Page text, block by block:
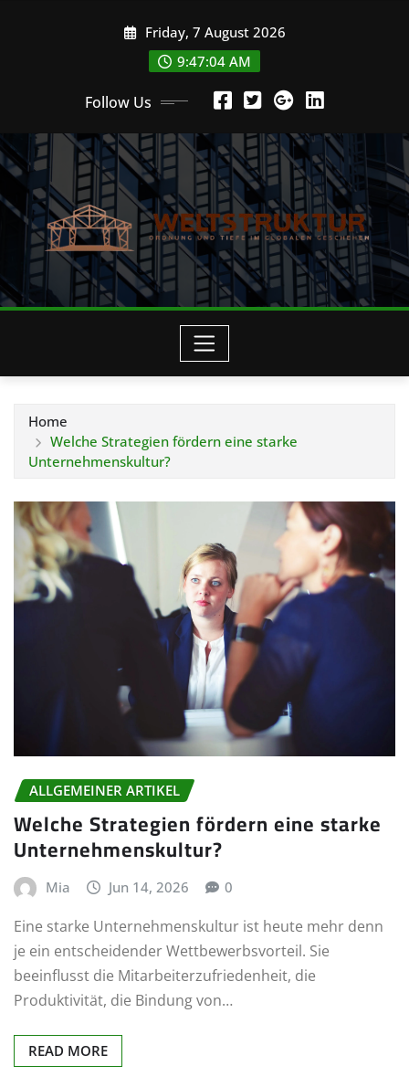
Friday, 7 August 2026
9:47:04 AM
Follow Us
Home
Welche Strategien fördern eine starke
Unternehmenskultur?
ALLGEMEINER ARTIKEL
Welche Strategien fördern eine starke
Unternehmenskultur?
Mia Jun 14, 2026 0
Eine starke Unternehmenskultur ist heute mehr denn
je ein entscheidender Wettbewerbsvorteil. Sie
beeinflusst die Mitarbeiterzufriedenheit, die
Produktivität, die Bindung von…
READ MORE